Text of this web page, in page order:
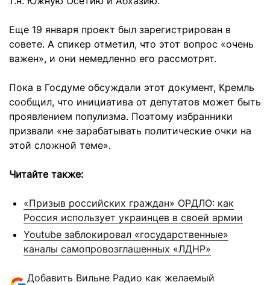
Еще 19 января проект был зарегистрирован в
совете. А спикер отметил, что этот вопрос «очень
важен», и они немедленно его рассмотрят.
Пока в Госдуме обсуждали этот документ, Кремль
сообщил, что инициатива от депутатов может быть
проявлением популизма. Поэтому избранники
призвали «не зарабатывать политические очки на
этой сложной теме».
Читайте также:
«Призыв российских граждан» ОРДЛО: как
Россия использует украинцев в своей армии
Youtube заблокировал «государственные»
каналы самопровозглашенных «ЛДНР»
Добавить Вильне Радио как желаемый